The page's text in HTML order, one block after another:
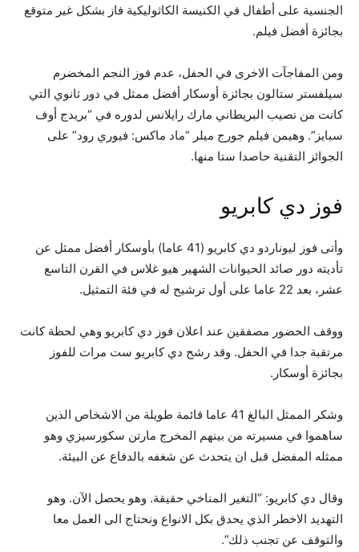
الجنسية على أطفال في الكنيسة الكاثوليكية فاز بشكل غير متوقع
بجائزة أفضل فيلم.
ومن المفاجآت الاخرى في الحفل، عدم فوز النجم المخضرم
سيلفستر ستالون بجائزة أوسكار أفضل ممثل في دور ثانوي التي
كانت من نصيب البريطاني مارك رايلانس لدوره في “بريدج أوف
سبايز”. وهيمن فيلم جورج ميلر “ماد ماكس: فيوري رود” على
الجوائز التقنية حاصدا ستا منها.
فوز دي كابريو
وأتى فوز ليوناردو دي كابريو (41 عاما) بأوسكار أفضل ممثل عن
تأديته دور صائد الحيوانات الشهير هيو غلاس في القرن التاسع
عشر، بعد 22 عاما على أول ترشيح له في فئة التمثيل.
ووقف الحضور مصفقين عند اعلان فوز دي كابريو وهي لحظة كانت
مرتقبة جدا في الحفل. وقد رشح دي كابريو ست مرات للفوز
بجائزة أوسكار.
وشكر الممثل البالغ 41 عاما قائمة طويلة من الاشخاص الذين
ساهموا في مسيرته من بينهم المخرج مارتن سكورسيزي وهو
ممثله المفضل قبل ان يتحدث عن شغفه بالدفاع عن البيئة.
وقال دي كابريو: “التغير المناخي حقيقة. وهو يحصل الآن. وهو
التهديد الاخطر الذي يحدق بكل الانواع ونحتاج الى العمل معا
والتوقف عن تجنب ذلك”.